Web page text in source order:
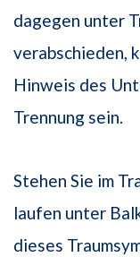
dagegen unter
verabschieden,
Hinweis des
Trennung sein.
Stehen Sie im
laufen unter
dieses